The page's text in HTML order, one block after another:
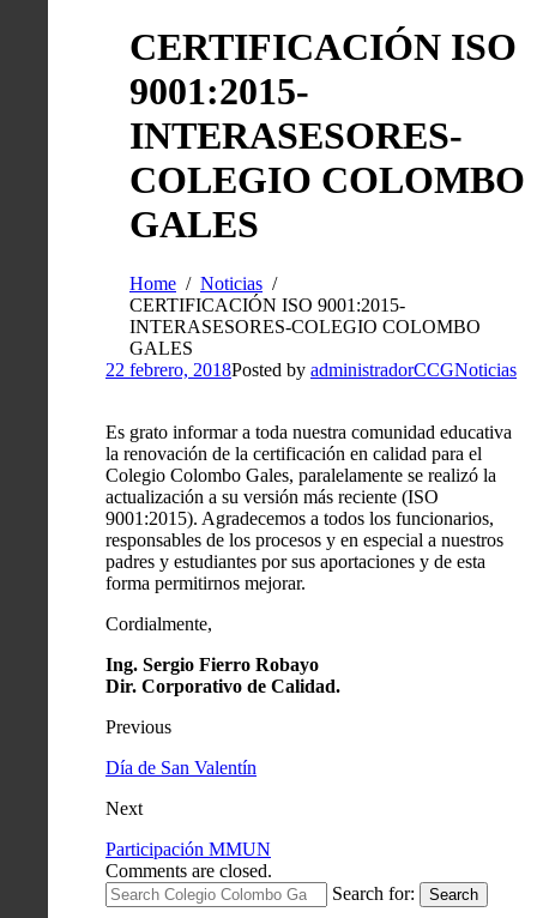
CERTIFICACIÓN ISO
9001:2015-
INTERASESORES-
COLEGIO COLOMBO
GALES
Home
Noticias
CERTIFICACIÓN ISO 9001:2015-
INTERASESORES-COLEGIO COLOMBO
GALES
22 febrero, 2018Posted by administradorCCGNoticias
Es grato informar a toda nuestra comunidad educativa
la renovación de la certificación en calidad para el
Colegio Colombo Gales, paralelamente se realizó la
actualización a su versión más reciente (ISO
9001:2015). Agradecemos a todos los funcionarios,
responsables de los procesos y en especial a nuestros
padres y estudiantes por sus aportaciones y de esta
forma permitirnos mejorar.
Cordialmente,
Ing. Sergio Fierro Robayo
Dir. Corporativo de Calidad.
Previous
Día de San Valentín
Next
Participación MMUN
Comments are closed.
Search for:
Search